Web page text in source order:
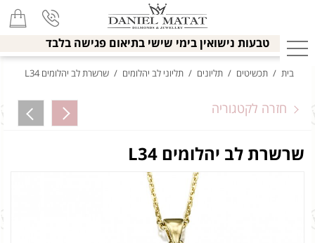
טבעות נישואין בימי שישי בתיאום פגישה בלבד
בית / תכשיטים / תליונים / תליוני לב יהלומים / שרשרת לב יהלומים L34
חזרה לקטגוריה
שרשרת לב יהלומים L34